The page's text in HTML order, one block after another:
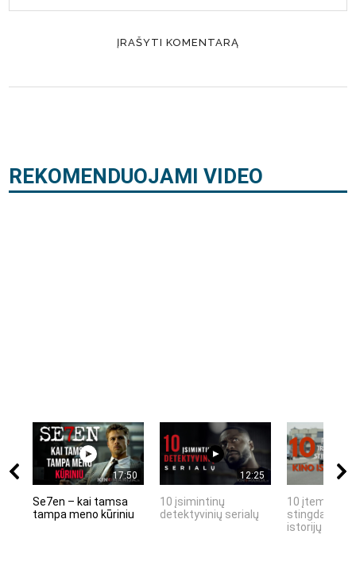
REKOMENDUOJAMI VIDEO
17:50
Se7en – kai tamsa
tampa meno kūriniu
12:25
10 įsimintinų
detektyvinių serialų
10 įtemptų,
stingdančių
istorijų